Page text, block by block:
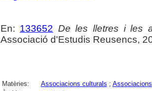
En: 133652 De les lletres i les
Associació d'Estudis Reusencs,
Matèries: Associacions culturals ;